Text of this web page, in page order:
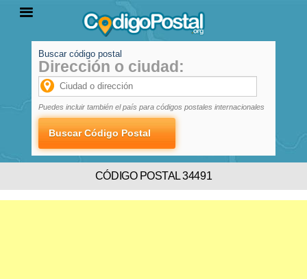
PROVINCIAS
LOCALIDADES
Buscar código postal
Dirección o ciudad:
Puedes incluir también el país para códigos postales internacionales
CÓDIGO POSTAL 34491